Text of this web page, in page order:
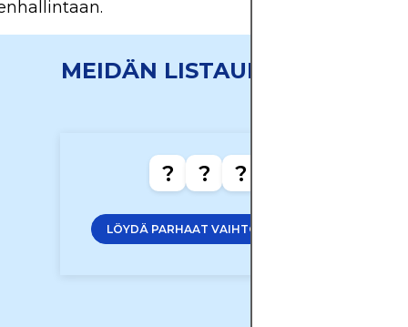
MEIDÄN LISTAUKSEMME
? ? ?
LÖYDÄ PARHAAT VAIHTOEHDOT